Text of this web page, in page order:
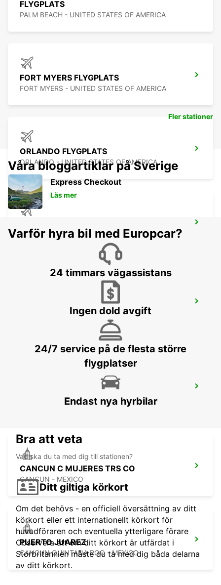
FLYGPLATS
PALM BEACH - UNITED STATES OF AMERICA
FORT MYERS FLYGPLATS
FORT MYERS - UNITED STATES OF AMERICA
ORLANDO FLYGPLATS
ORLANDO - UNITED STATES OF AMERICA
TAMPA - UNITED STATES OF AMERICA
OWEN ROBERTS INTERNATIONAL
GEORGETOWN - CAYMAN ISLANDS
CANCUN C MUJERES GRAND
PALLADIUM
CANCUN - MEXICO
CANCUN C MUJERES TRS CO
CANCUN - MEXICO
PUERTO JUAREZ
CANCUN QUINTANA ROO - MEXICO
Fler stationer
Våra bloggartiklar på Sverige
Express Checkout
Läs mer
Varför hyra bil med Europcar?
24 timmars vägassistans
Ingen dold avgift
24/7 service på de flesta större
flygplatser
Endast nya hyrbilar
Bra att veta
Vad ska du ta med dig till stationen?
Ditt giltiga körkort
Om det behövs - en officiell översättning av ditt
körkort eller ett internationellt körkort för
huvudföraren och eventuella ytterligare förare
Observera att om ditt körkort är utfärdat i
Storbritannien måste du ta med dig båda delarna
av ditt körkort.